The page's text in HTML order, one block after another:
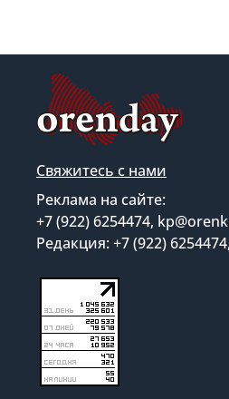
Свяжитесь с нами
Реклама на сайте:
+7 (922) 6254474,
Редакция: +7 (922)